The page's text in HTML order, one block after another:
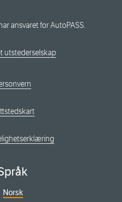
ansvaret for AutoPASS.
utstederselskap
Norsk